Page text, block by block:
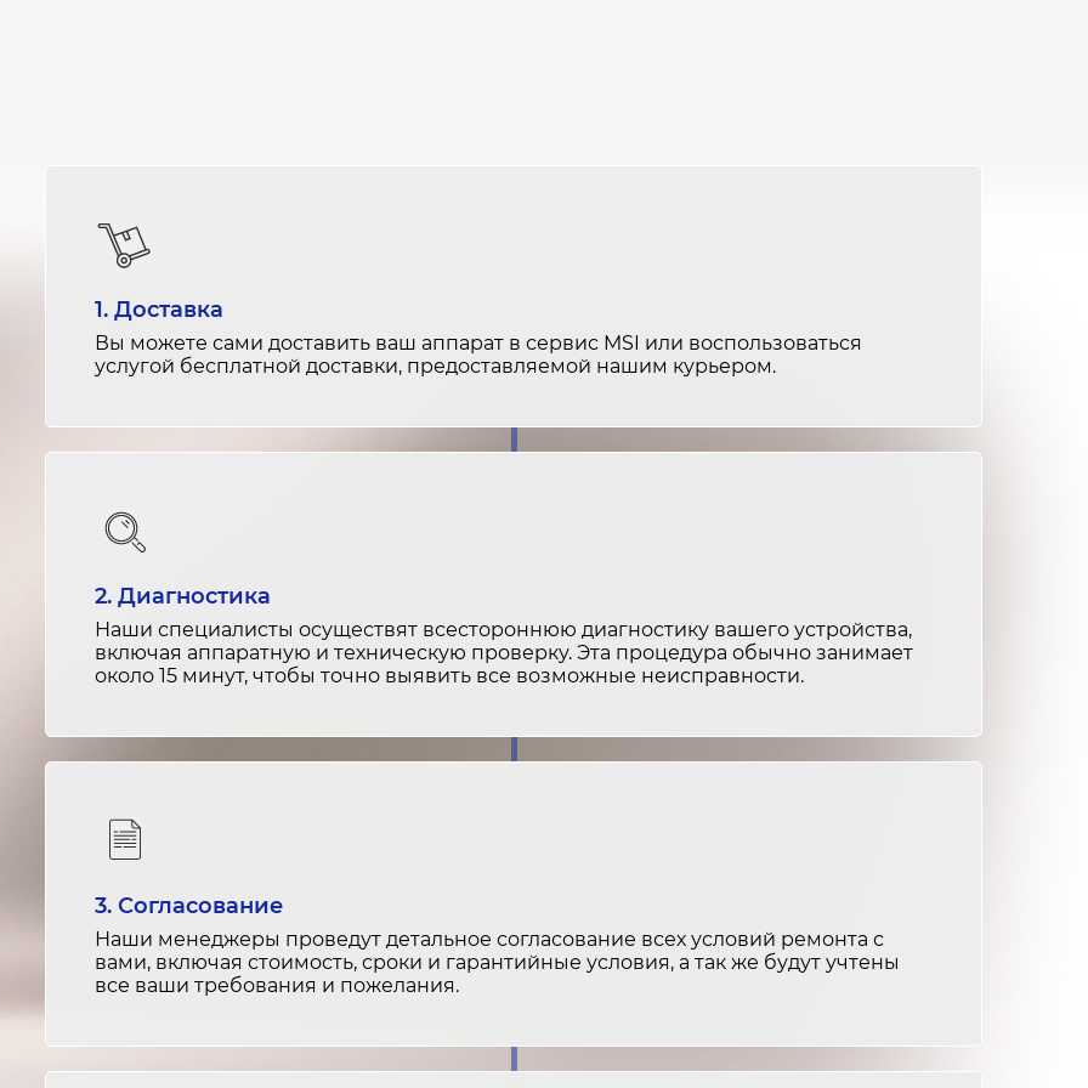
1-2 часа
от 1 500 ₽
2-3 часа
от 3 000 ₽
1. Доставка
Вы можете сами доставить ваш аппарат в сервис MSI или воспользоваться
услугой бесплатной доставки, предоставляемой нашим курьером.
2. Диагностика
Наши специалисты осуществят всестороннюю диагностику вашего устройства,
включая аппаратную и техническую проверку. Эта процедура обычно занимает
около 15 минут, чтобы точно выявить все возможные неисправности.
3. Согласование
Наши менеджеры проведут детальное согласование всех условий ремонта с
вами, включая стоимость, сроки и гарантийные условия, а так же будут учтены
все ваши требования и пожелания.